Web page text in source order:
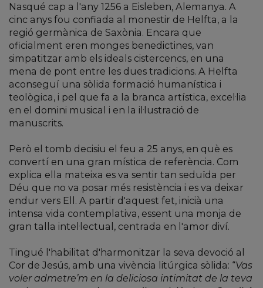
Nasqué cap a l'any 1256 a Eisleben, Alemanya. A
cinc anys fou confiada al monestir de Helfta, a la
regió germànica de Saxònia. Encara que
oficialment eren monges benedictines, van
simpatitzar amb els ideals cistercencs, en una
mena de pont entre les dues tradicions. A Helfta
aconseguí una sòlida formació humanística i
teològica, i pel que fa a la branca artística, excel·lia
en el domini musical i en la il·lustració de
manuscrits.
Però el tomb decisiu el feu a 25 anys, en què es
convertí en una gran mística de referència. Com
explica ella mateixa es va sentir tan seduïda per
Déu que no va posar més resistència i es va deixar
endur vers Ell. A partir d'aquest fet, inicià una
intensa vida contemplativa, essent una monja de
gran talla intel·lectual, centrada en l'amor diví.
Tingué l'habilitat d'harmonitzar la seva devoció al
Cor de Jesús, amb una vivència litúrgica sòlida: “Vas
voler admetre’m en la deliciosa intimitat de la teva